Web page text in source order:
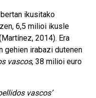
ikusitako
6,5 milioi ikusle
2014). Era
gehien irabazi dutenen
vascos, 38 milioi euro
vascos’